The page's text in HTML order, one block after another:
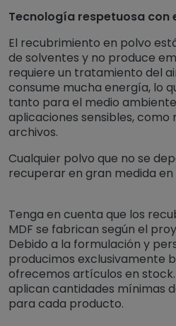
Tecnología respetuosa con
El recubrimiento en polvo
de solventes y no produce
requiere un tratamiento del
consume mucha energía, lo
tanto para el medio
aplicaciones sensibles, como
archivos.
Cualquier polvo que no se
recuperar en gran medida
Tenga en cuenta que los
MDF se fabrican según el
Debido a la formulación y
producimos exclusivamente
ofrecemos artículos en stock.
aplican cantidades mínimas
para cada producto.